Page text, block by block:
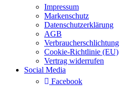
Impressum
Markenschutz
Datenschutzerklärung
AGB
Verbraucherschlichtung
Cookie-Richtlinie (EU)
Vertrag widerrufen
Social Media
Facebook